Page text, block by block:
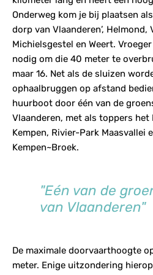
Onderweg kom je bij plaatsen
dorp van Vlaanderen’, Helmond,
Michielsgestel en Weert.
nodig om die 40 meter te
maar 16. Net als de sluizen
ophaalbruggen op afstand
huurboot door één van de
Vlaanderen, met als toppers het
Kempen, Rivier-Park Maasvallei
Kempen~Broek.
"Eén van de
van Vlaanderen"
De maximale doorvaarthoogte
meter. Enige uitzondering